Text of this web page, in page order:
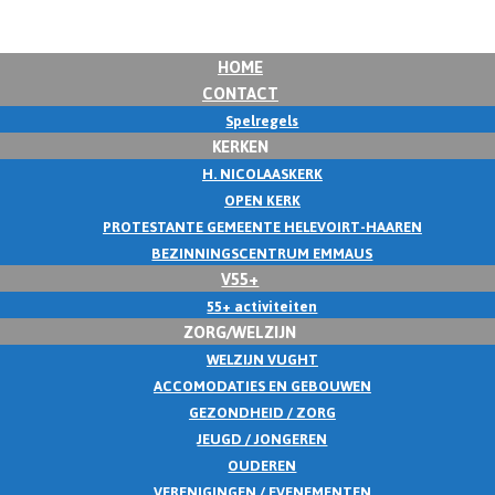
HOME
CONTACT
Spelregels
KERKEN
H. NICOLAASKERK
OPEN KERK
PROTESTANTE GEMEENTE HELEVOIRT-HAAREN
BEZINNINGSCENTRUM EMMAUS
V55+
55+ activiteiten
ZORG/WELZIJN
WELZIJN VUGHT
ACCOMODATIES EN GEBOUWEN
GEZONDHEID / ZORG
JEUGD / JONGEREN
OUDEREN